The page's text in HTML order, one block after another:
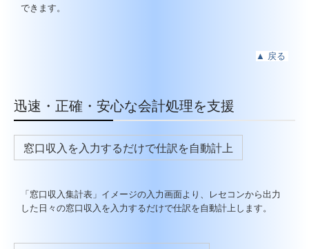
できます。
▲ 戻る
迅速・正確・安心な会計処理を支援
窓口収入を入力するだけで仕訳を自動計上
「窓口収入集計表」イメージの入力画面より、レセコンから出力
した日々の窓口収入を入力するだけで仕訳を自動計上します。